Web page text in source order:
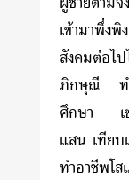
เข้ามาพึ่ง
สังคมต่อ
ภิกษุณี ทำ
ศึกษา เข
แสน เทีย
ทำอาชีพโ